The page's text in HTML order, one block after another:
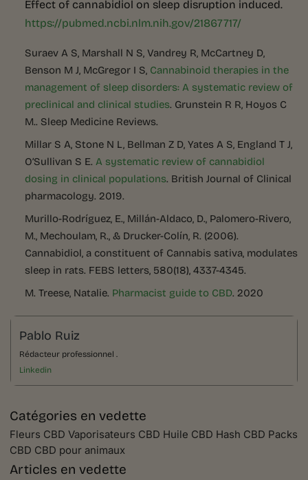
Effect of cannabidiol on sleep disruption induced.
https://pubmed.ncbi.nlm.nih.gov/21867717/
Suraev A S, Marshall N S, Vandrey R, McCartney D,
Benson M J, McGregor I S, Cannabinoid therapies in the
management of sleep disorders: A systematic review of
preclinical and clinical studies. Grunstein R R, Hoyos C
M.. Sleep Medicine Reviews.
Millar S A, Stone N L, Bellman Z D, Yates A S, England T J,
O’Sullivan S E. A systematic review of cannabidiol
dosing in clinical populations. British Journal of Clinical
pharmacology. 2019.
Murillo-Rodríguez, E., Millán-Aldaco, D., Palomero-Rivero,
M., Mechoulam, R., & Drucker-Colín, R. (2006).
Cannabidiol, a constituent of Cannabis sativa, modulates
sleep in rats. FEBS letters, 580(18), 4337-4345.
M. Treese, Natalie. Pharmacist guide to CBD. 2020
Pablo Ruiz
Rédacteur professionnel .
Linkedin
Catégories en vedette
Fleurs CBD Vaporisateurs CBD Huile CBD Hash CBD Packs
CBD CBD pour animaux
Articles en vedette